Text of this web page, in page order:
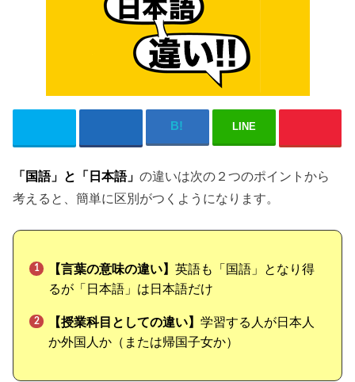
LINE
「国語」と「日本語」の違いは次の２つのポイントから
考えると、簡単に区別がつくようになります。
【言葉の意味の違い】 英語も「国語」となり得
るが「日本語」は日本語だけ
【授業科目としての違い】 学習する人が日本人
か外国人か（または帰国子女か）